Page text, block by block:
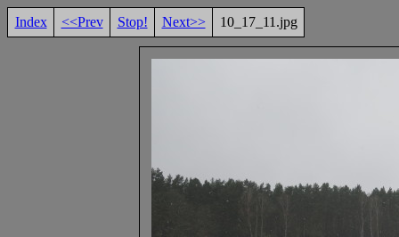
Index <<Prev Stop! Next>> 10_17_11.jpg